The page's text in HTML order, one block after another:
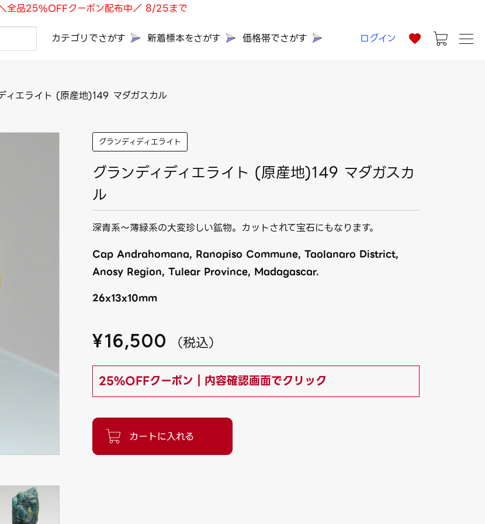
全品25%OFFクーポン配布中／ 8/25まで
カテゴリでさがす 新着標本をさがす 価格帯でさがす ログイン
ィエライト (原産地)149 マダガスカル
グランディディエライト
グランディディエライト (原産地)149 マダガスカ
ル
深青系～薄緑系の大変珍しい鉱物。カットされて宝石にもなります。
Cap Andrahomana, Ranopiso Commune, Taolanaro District,
Anosy Region, Tulear Province, Madagascar.
26x13x10mm
¥16,500 （税込）
25%OFFクーポン｜内容確認画面でクリック